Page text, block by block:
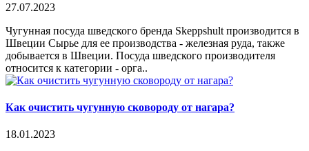
27.07.2023
Чугунная посуда шведского бренда Skeppshult производится в
Швеции Сырье для ее производства - железная руда, также
добывается в Швеции. Посуда шведского производителя
относится к категории - орга..
Как очистить чугунную сковороду от нагара?
18.01.2023